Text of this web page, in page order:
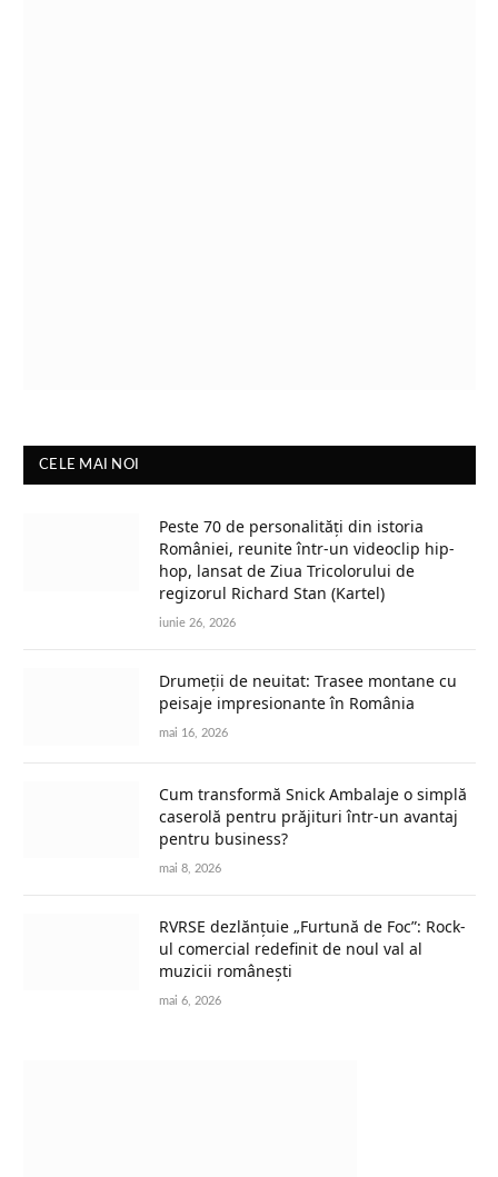
CELE MAI NOI
Peste 70 de personalități din istoria
României, reunite într-un videoclip hip-
hop, lansat de Ziua Tricolorului de
regizorul Richard Stan (Kartel)
iunie 26, 2026
Drumeții de neuitat: Trasee montane cu
peisaje impresionante în România
mai 16, 2026
Cum transformă Snick Ambalaje o simplă
caserolă pentru prăjituri într-un avantaj
pentru business?
mai 8, 2026
RVRSE dezlănțuie „Furtună de Foc”: Rock-
ul comercial redefinit de noul val al
muzicii românești
mai 6, 2026